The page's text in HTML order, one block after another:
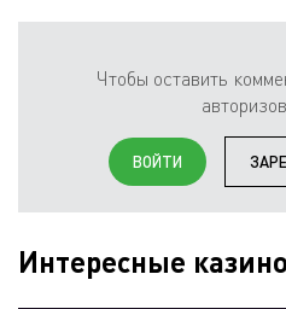
Чтобы оставить
ВОЙТИ
Интересные казино